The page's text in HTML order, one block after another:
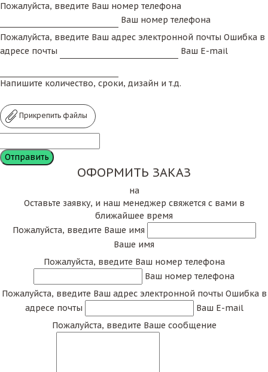
Пожалуйста, введите Ваш номер телефона
Ваш номер телефона
Пожалуйста, введите Ваш адрес электронной почты Ошибка в
адресе почты
Ваш E-mail
Напишите количество, сроки, дизайн и т.д.
Прикрепить файлы
ОФОРМИТЬ ЗАКАЗ
на
Оставьте заявку, и наш менеджер свяжется с вами в
ближайшее время
Пожалуйста, введите Ваше имя
Ваше имя
Пожалуйста, введите Ваш номер телефона
Ваш номер телефона
Пожалуйста, введите Ваш адрес электронной почты Ошибка в
адресе почты
Ваш E-mail
Пожалуйста, введите Ваше сообщение